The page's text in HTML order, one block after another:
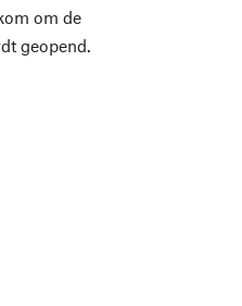
om de
geopend.